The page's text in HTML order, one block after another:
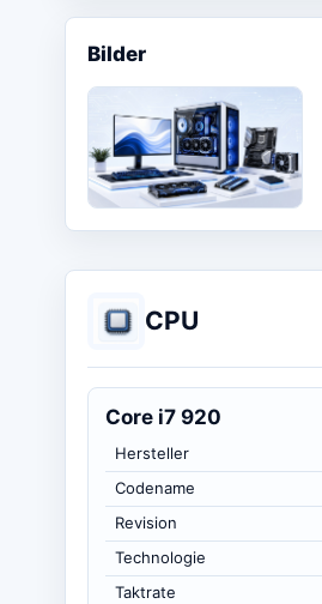
Bilder
CPU
Core i7 920
Hersteller
Codename
Revision
Technologie
Taktrate